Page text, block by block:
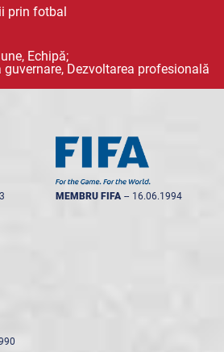
prin fotbal
Echipă;
guvernare, Dezvoltarea profesională
MEMBRU FIFA -- 16.06.1994